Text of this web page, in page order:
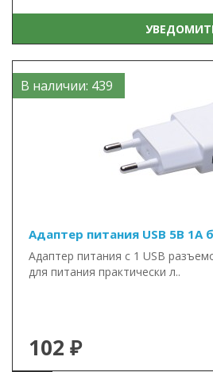
В наличии: 439
Адаптер питания USB 5В 1А
Адаптер питания с 1 USB
для питания практически л..
102 ₽